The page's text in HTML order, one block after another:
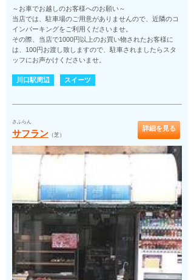
～お車でお越しのお客様へのお願い～
当店では、駐車場のご用意がありませんので、近隣のコ
インパーキングをご利用くださいませ。
その際、当店で1000円以上のお買い物されたお客様に
は、100円お渡し致しますので、駐車されましたらスタ
ッフにお声かけくださいませ。
川口駅周辺 スイーツ
さふらん
サフラン （芝）
詳細を見る